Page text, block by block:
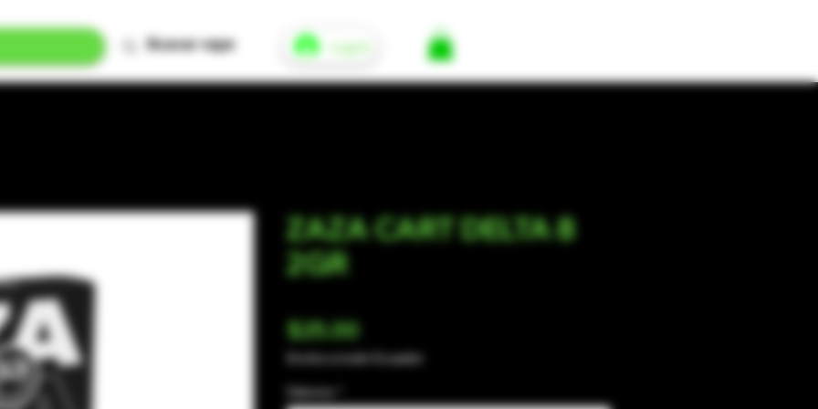
Log In
ZAZA CART DELTA 8
2GR
$25.00Price
Envíos a todo Ecuador
Sabores